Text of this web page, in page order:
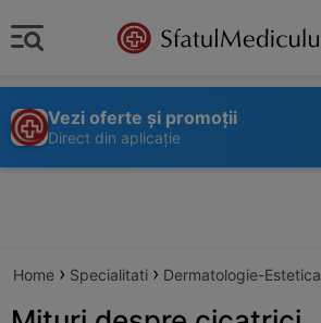
Vezi oferte și promoții
Direct din aplicație
Home › Specialitati › Dermatologie-Estetica